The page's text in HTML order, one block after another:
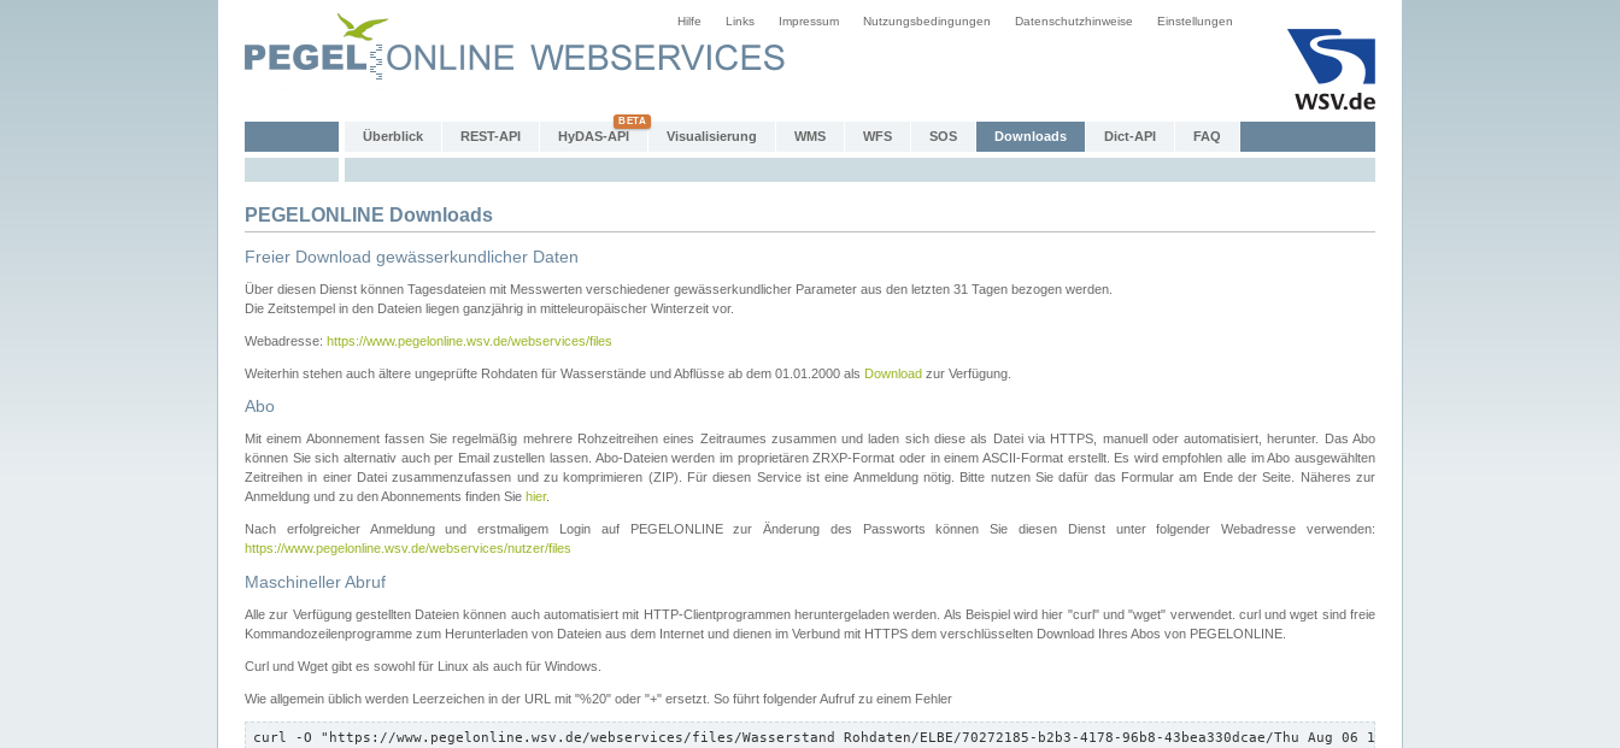
Hilfe Links Impressum Nutzungsbedingungen Datenschutzhinweise Einstellungen
Überblick REST-API HyDAS-API Visualisierung WMS WFS SOS Downloads Dict-API FAQ
PEGELONLINE Downloads
Freier Download gewässerkundlicher Daten
Über diesen Dienst können Tagesdateien mit Messwerten verschiedener gewässerkundlicher Parameter aus den letzten 31 Tagen bezogen werden.
Die Zeitstempel in den Dateien liegen ganzjährig in mitteleuropäischer Winterzeit vor.
Webadresse: https://www.pegelonline.wsv.de/webservices/files
Weiterhin stehen auch ältere ungeprüfte Rohdaten für Wasserstände und Abflüsse ab dem 01.01.2000 als Download zur Verfügung.
Abo
Mit einem Abonnement fassen Sie regelmäßig mehrere Rohzeitreihen eines Zeitraumes zusammen und laden sich diese als Datei via HTTPS, manuell oder automatisiert, herunter. Das Abo
können Sie sich alternativ auch per Email zustellen lassen. Abo-Dateien werden im proprietären ZRXP-Format oder in einem ASCII-Format erstellt. Es wird empfohlen alle im Abo ausgewählten
Zeitreihen in einer Datei zusammenzufassen und zu komprimieren (ZIP). Für diesen Service ist eine Anmeldung nötig. Bitte nutzen Sie dafür das Formular am Ende der Seite. Näheres zur
Anmeldung und zu den Abonnements finden Sie hier.
Nach erfolgreicher Anmeldung und erstmaligem Login auf PEGELONLINE zur Änderung des Passworts können Sie diesen Dienst unter folgender Webadresse verwenden:
https://www.pegelonline.wsv.de/webservices/nutzer/files
Maschineller Abruf
Alle zur Verfügung gestellten Dateien können auch automatisiert mit HTTP-Clientprogrammen heruntergeladen werden. Als Beispiel wird hier "curl" und "wget" verwendet. curl und wget sind freie
Kommandozeilenprogramme zum Herunterladen von Dateien aus dem Internet und dienen im Verbund mit HTTPS dem verschlüsselten Download Ihres Abos von PEGELONLINE.
Curl und Wget gibt es sowohl für Linux als auch für Windows.
Wie allgemein üblich werden Leerzeichen in der URL mit "%20" oder "+" ersetzt. So führt folgender Aufruf zu einem Fehler
curl -O "https://www.pegelonline.wsv.de/webservices/files/Wasserstand Rohdaten/ELBE/70272185-b2b3-4178-96b8-43bea330dcae/Thu Aug 06 10:31:46 CEST 2026/down.txt"